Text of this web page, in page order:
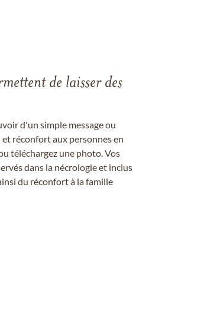
de laisser des
d'un simple message ou
réconfort aux personnes en
téléchargez une photo. Vos
dans la nécrologie et inclus
du réconfort à la famille